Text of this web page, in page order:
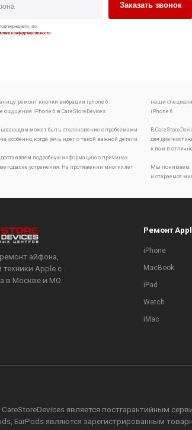
Заказать звонок
что
конфиденциальности.
ремонт кнопки вибрации iphone 6:
ощущения iPhone 6 в CareStoreDevices.
может быть столкновение с проблемами
особенно, когда речь идет о такой важной детали.
подробную информацию о причинах
её устранения. На протяжении многих лет
наши
iPhone 6.
В
для
к вам в
Мы понимаем,
и стараемся
айфона,
техники Apple с
в Москве и МО.
Ремонт
iPhone
MacBook
iPad
Watch
iMac
является постгарантийным
EarPods являются зарегистрированным